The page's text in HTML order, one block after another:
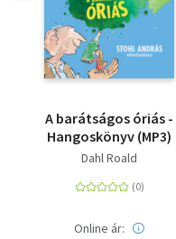
A barátságos óriás -
Hangoskönyv (MP3)
Dahl Roald
Online ár: